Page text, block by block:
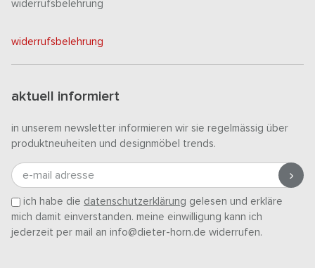
widerrufsbelehrung
widerrufsbelehrung
aktuell informiert
in unserem newsletter informieren wir sie regelmässig über
produktneuheiten und designmöbel trends.
e-mail adresse
ich habe die datenschutzerklärung gelesen und erkläre
mich damit einverstanden. meine einwilligung kann ich
jederzeit per mail an info@dieter-horn.de widerrufen.